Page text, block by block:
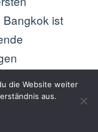
ist
ein
nicht an
die Website weiter
aus.